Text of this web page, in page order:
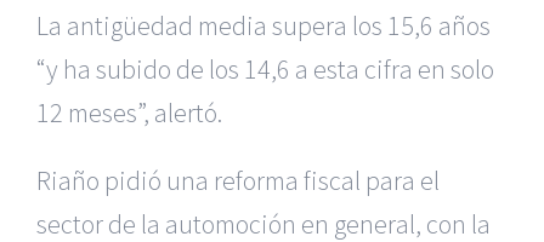
La antigüedad media supera los 15,6 años
“y ha subido de los 14,6 a esta cifra en solo
12 meses”, alertó.
Riaño pidió una reforma fiscal para el
sector de la automoción en general, con la